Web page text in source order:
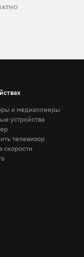
и медиаплееры
устройства
телевизор
скорости